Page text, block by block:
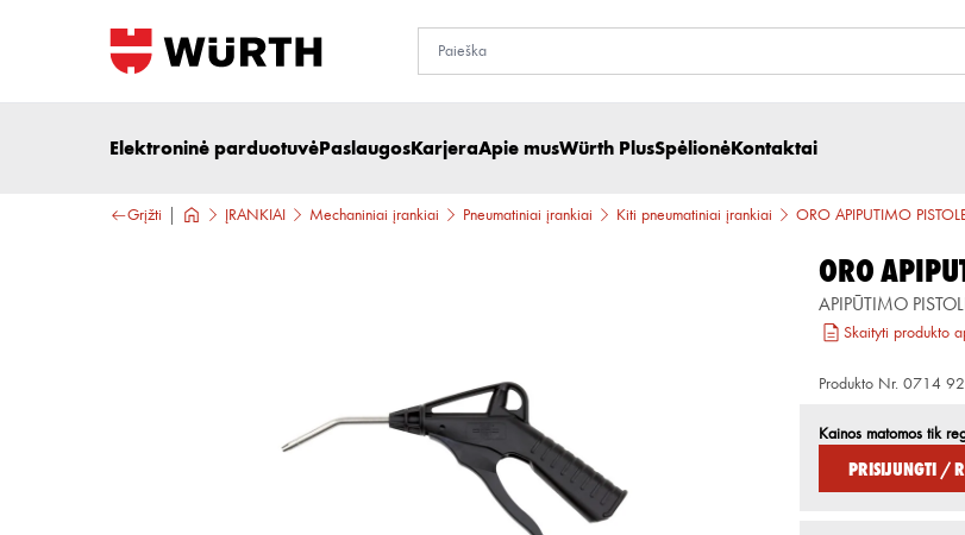
Elektroninė parduotuvėPaslaugosKarjeraApie musWürth PlusSpėlionėKontaktai
Grįžti ĮRANKIAI Mechaniniai įrankiai Pneumatiniai įrankiai Kiti pneumatiniai įrankiai ORO APIPUTIMO
ORO
APIPŪTIMO
Skaityti produkto
Produkto Nr. 0714
Kainos matomos tik
Prisijungti /